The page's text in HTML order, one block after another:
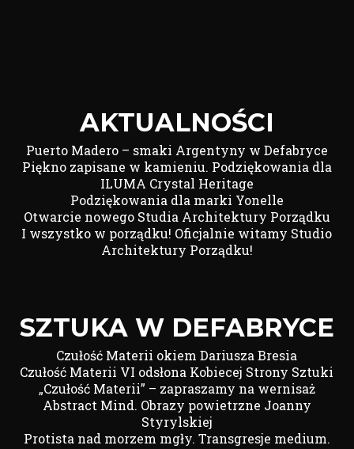
AKTUALNOŚCI
Puerto Madero – smaki Argentyny w Defabryce
Piękno zapisane w kamieniu. Podziękowania dla
ILUMA Crystal Heritage
Podziękowania dla marki Yonelle
Otwarcie nowego Studia Architektury Porządku
I wszystko w porządku! Oficjalnie witamy Studio
Architektury Porządku!
SZTUKA W DEFABRYCE
Czułość Materii okiem Dariusza Bresia
Czułość Materii VI odsłona Kobiecej Strony Sztuki
„Czułość Materii” – zapraszamy na wernisaż
Abstract Mind. Obrazy powietrzne Joanny
Styrylskiej
Protista nad morzem mgły. Transgresje medium.